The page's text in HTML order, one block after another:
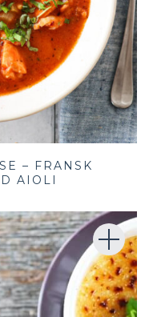
– FRANSK
AIOLI